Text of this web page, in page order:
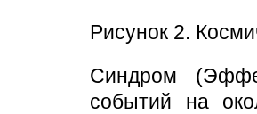
Рисунок 2.
Синдром
событий на